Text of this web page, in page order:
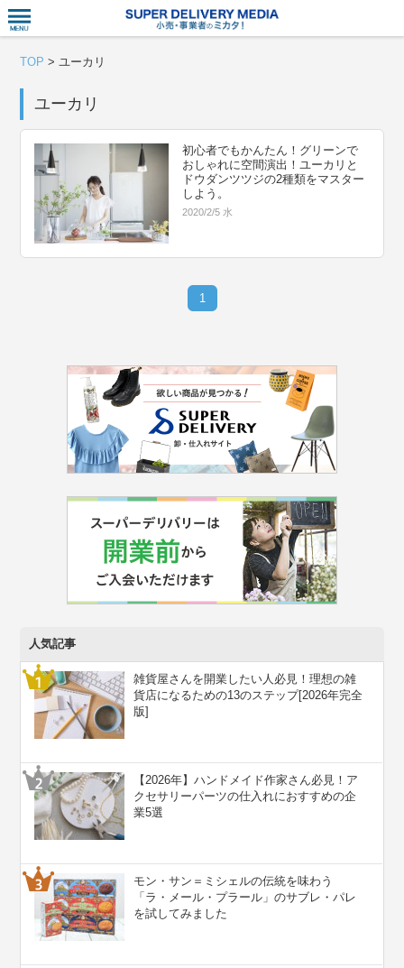
TOP >ユーカリ
ユーカリ
初心者でもかんたん！グリーンで
おしゃれに空間演出！ユーカリと
ドウダンツツジの2種類をマスター
しよう。
2020/2/5 水
1
人気記事
雑貨屋さんを開業したい人必見！理想の雑
貨店になるための13のステップ[2026年完全
版]
【2026年】ハンドメイド作家さん必見！ア
クセサリーパーツの仕入れにおすすめの企
業5選
モン・サン＝ミシェルの伝統を味わう
「ラ・メール・プラール」のサブレ・パレ
を試してみました